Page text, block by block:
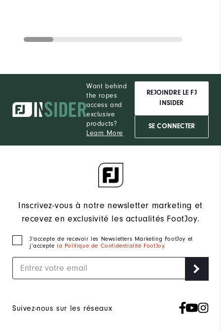
Want behind
the ropes
access and
exclusive
products?
Learn More
REJOINDRE LE FJ
INSIDER
SE CONNECTER
Inscrivez-vous à notre newsletter marketing et
recevez en exclusivité les actualités FootJoy.
J‘accepte de recevoir les Newsletters Marketing FootJoy et
j’accepte la Politique de Confidentialité FootJoy.
Suivez-nous sur les réseaux